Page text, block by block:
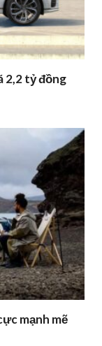
2,2 tỷ đồng
mạnh mẽ